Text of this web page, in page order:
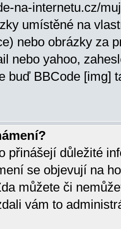
na-internetu.cz/
umístěné na
nebo obrázky za
nebo yahoo,
buď BBCode [img]
přinášejí důležité
se objevují na
můžete či
vám to